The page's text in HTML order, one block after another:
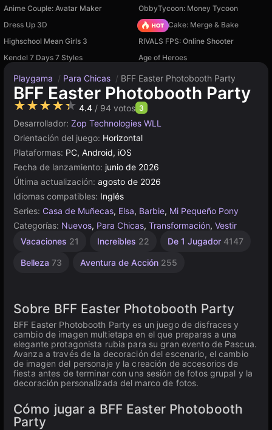
Anime Couple: Avatar Maker
ObbyTycoon: Money Tycoon
Dress Up 3D
Piece of Cake: Merge & Bake
Highschool Mean Girls 3
RIVALS FPS: Online Shooter
Kendel 7 Days 7 Styles
Age of Heroes
Playgama / Para Chicas / BFF Easter Photobooth Party
BFF Easter Photobooth Party
★★★★★ 4.4 / 94 votos 3
Desarrollador: Zop Technologies WLL
Orientación del juego: Horizontal
Plataformas: PC, Android, iOS
Fecha de lanzamiento: junio de 2026
Última actualización: agosto de 2026
Idiomas compatibles: Inglés
Series: Casa de Muñecas, Elsa, Barbie, Mi Pequeño Pony
Categorías: Nuevos, Para Chicas, Transformación, Vestir
Vacaciones 21 Increíbles 22 De 1 Jugador 4147
Belleza 73 Aventura de Acción 255
Sobre BFF Easter Photobooth Party
BFF Easter Photobooth Party es un juego de disfraces y
cambio de imagen multietapa en el que preparas a una
elegante protagonista rubia para su gran evento de Pascua.
Avanza a través de la decoración del escenario, el cambio
de imagen del personaje y la creación de accesorios de
fiesta antes de terminar con una sesión de fotos grupal y la
decoración personalizada del marco de fotos.
Cómo jugar a BFF Easter Photobooth
Party